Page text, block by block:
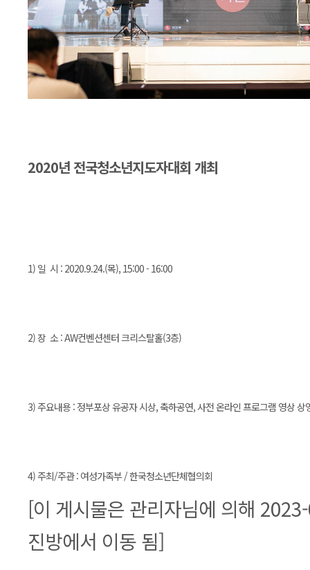
2020년 전국청소년지도자대회 개최
1) 일 시 : 2020.9.24.(목), 15:00 - 16:00
2) 장 소 : AW컨벤션센터 크리스탈홀(3층)
3) 주요내용 : 정부포상 유공자 시상, 축하공연, 사전 온라인 프로그램 영상 상
4) 주최/주관 : 여성가족부 / 한국청소년단체협의회
[이 게시물은 관리자님에 의해
진방에서 이동 됨]